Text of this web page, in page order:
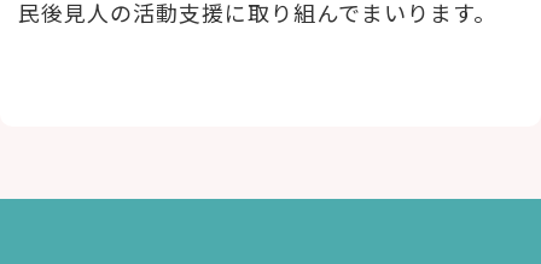
民後見人の活動支援に取り組んでまいります。